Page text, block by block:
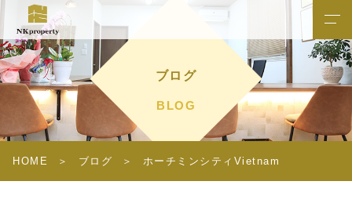
ブログ
BLOG
HOME ブログ ホーチミンシティVietnam